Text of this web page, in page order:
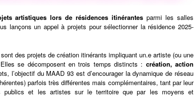
artistiques lors de résidences itinérantes parmi les salles
lançons un appel à projets pour sélectionner la résidence 2025-
des projets de création itinérants impliquant un.e artiste (ou une
se décomposent en trois temps distincts : création, action
l’objectif du MAAD 93 est d’encourager la dynamique de réseau
parfois très différentes mais complémentaires, tant par leur
publics et les artistes sur le territoire que par les moyens et